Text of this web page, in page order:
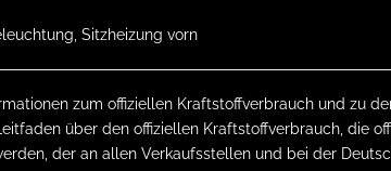
Sitzheizung vorn
zum offiziellen Kraftstoffverbrauch und zu
über den offiziellen Kraftstoffverbrauch, die
der an allen Verkaufsstellen und bei der